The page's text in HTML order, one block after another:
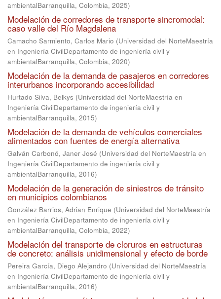
ambientalBarranquilla, Colombia, 2025)
Modelación de corredores de transporte sincromodal:
caso valle del Río Magdalena
Camacho Sarmiento, Carlos Mario (Universidad del NorteMaestría
en Ingeniería CivilDepartamento de ingeniería civil y
ambientalBarranquilla, Colombia, 2020)
Modelación de la demanda de pasajeros en corredores
interurbanos incorporando accesibilidad
Hurtado Silva, Belkys (Universidad del NorteMaestría en
Ingeniería CivilDepartamento de ingeniería civil y
ambientalBarranquilla, 2015)
Modelación de la demanda de vehículos comerciales
alimentados con fuentes de energía alternativa
Galván Carbonó, Janer José (Universidad del NorteMaestría en
Ingeniería CivilDepartamento de ingeniería civil y
ambientalBarranquilla, 2016)
Modelación de la generación de siniestros de tránsito
en municipios colombianos
González Barrios, Adrian Enrique (Universidad del NorteMaestría
en Ingeniería CivilDepartamento de ingeniería civil y
ambientalBarranquilla, Colombia, 2022)
Modelación del transporte de cloruros en estructuras
de concreto: análisis unidimensional y efecto de borde
Pereira García, Diego Alejandro (Universidad del NorteMaestría
en Ingeniería CivilDepartamento de ingeniería civil y
ambientalBarranquilla, 2016)